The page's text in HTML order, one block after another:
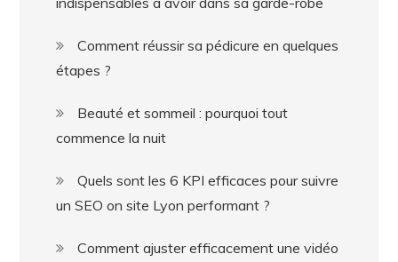
Comment réussir sa pédicure en quelques
étapes ?
Beauté et sommeil : pourquoi tout
commence la nuit
Quels sont les 6 KPI efficaces pour suivre
un SEO on site Lyon performant ?
Comment ajuster efficacement une vidéo